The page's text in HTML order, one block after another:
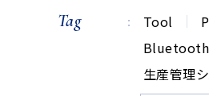
Tag Tool
Bluetooth
生産管理